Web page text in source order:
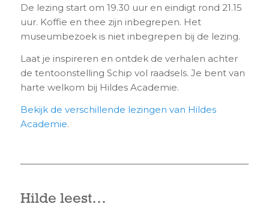
De lezing start om 19.30 uur en eindigt rond 21.15
uur. Koffie en thee zijn inbegrepen. Het
museumbezoek is niet inbegrepen bij de lezing.
Laat je inspireren en ontdek de verhalen achter
de tentoonstelling Schip vol raadsels. Je bent van
harte welkom bij Hildes Academie.
Bekijk de verschillende lezingen van Hildes
Academie.
Hilde leest…